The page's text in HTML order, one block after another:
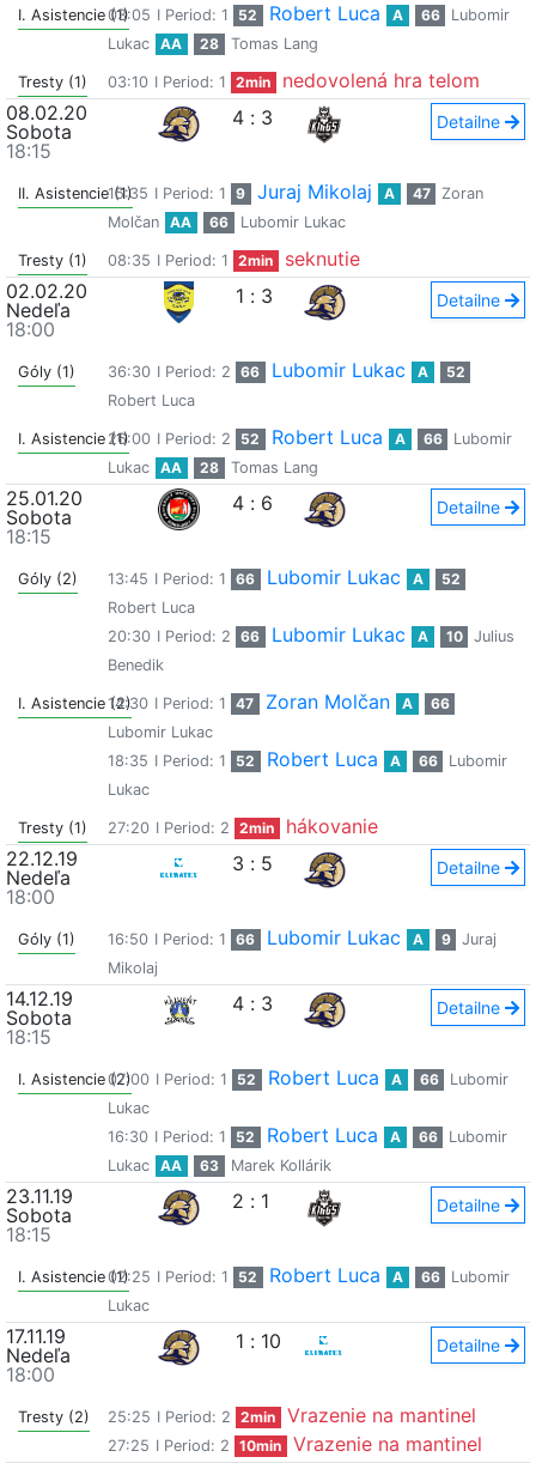
I. Asistencie (1)03:05 I Period: 1 52 Robert Luca A 66
Lubomir
Lukac
AA 28 Tomas Lang
Tresty (1) 03:10 I Period: 1 2min
nedovolená hra telom
08.02.20
Sobota
18:15
4 : 3 Detailne
II. Asistencie (1)
15:35 I Period: 1 9 Juraj Mikolaj A 47
Zoran
Molčan
AA 66 Lubomir Lukac
Tresty (1) 08:35 I Period: 1 2min
seknutie
02.02.20
Nedeľa
18:00
1 : 3 Detailne
Góly (1) 36:30 I Period: 2 66 Lubomir Lukac A
52
Robert Luca
I. Asistencie (1)26:00 I Period: 2 52 Robert Luca A 66
Lubomir
Lukac
AA 28 Tomas Lang
25.01.20
Sobota
18:15
4 : 6 Detailne
Góly (2) 13:45 I Period: 1 66 Lubomir Lukac A
52
Robert Luca
20:30 I Period: 2 66 Lubomir Lukac A 10
Julius
Benedik
I. Asistencie (2)
14:30 I Period: 1 47 Zoran Molčan A
66
Lubomir Lukac
18:35 I Period: 1 52 Robert Luca A 66
Lubomir
Lukac
Tresty (1) 27:20 I Period: 2 2min
hákovanie
22.12.19
Nedeľa
18:00
3 : 5 Detailne
Góly (1) 16:50 I Period: 1 66 Lubomir Lukac A 9
Juraj
Mikolaj
14.12.19
Sobota
18:15
4 : 3 Detailne
I. Asistencie (2)
07:00 I Period: 1 52 Robert Luca A 66
Lubomir
Lukac
16:30 I Period: 1 52 Robert Luca A 66
Lubomir
Lukac
AA 63 Marek Kollárik
23.11.19
Sobota
18:15
2 : 1 Detailne
I. Asistencie (1)02:25 I Period: 1 52 Robert Luca A 66
Lubomir
Lukac
17.11.19
Nedeľa
18:00
1 : 10 Detailne
Tresty (2) 25:25 I Period: 2 2min Vrazenie na mantinel
27:25 I Period: 2 10min
Vrazenie na mantinel